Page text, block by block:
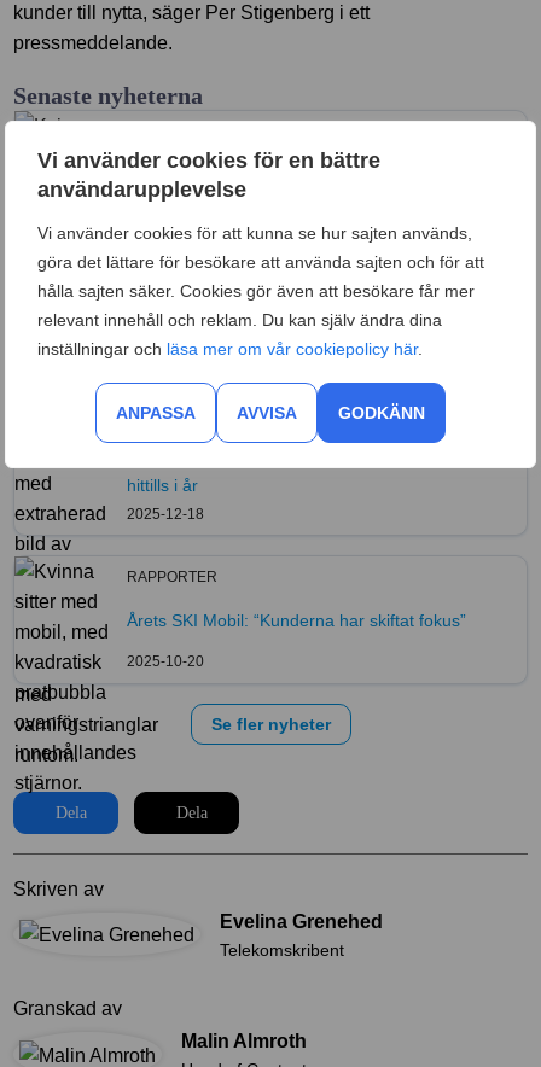
Vi använder cookies för en bättre
användarupplevelse
Vi använder cookies för att kunna se hur sajten används,
göra det lättare för besökare att använda sajten och för att
hålla sajten säker. Cookies gör även att besökare får mer
relevant innehåll och reklam. Du kan själv ändra dina
inställningar och läsa mer om vår cookiepolicy här.
ANPASSA AVVISA GODKÄNN
kunder till nytta, säger Per Stigenberg i ett
pressmeddelande.
Senaste nyheterna
Ny PTS-rapport: Rusning i 5G-näten och allt fler
vill ha gigabit-bredband
Umlaut 2025: Telias mobilnät är fortfarande
hittills i år
2025-12-18
RAPPORTER
Årets SKI Mobil: “Kunderna har skiftat fokus”
2025-10-20
Se fler nyheter
Dela Dela
Skriven av
Evelina Grenehed
Telekomskribent
Granskad av
Malin Almroth